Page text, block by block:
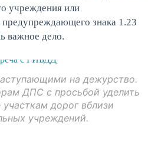
учреждения или
предупреждающего знака 1.23
важное дело.
на дежурство.
ДПС с просьбой уделить
дорог вблизи
учреждений.